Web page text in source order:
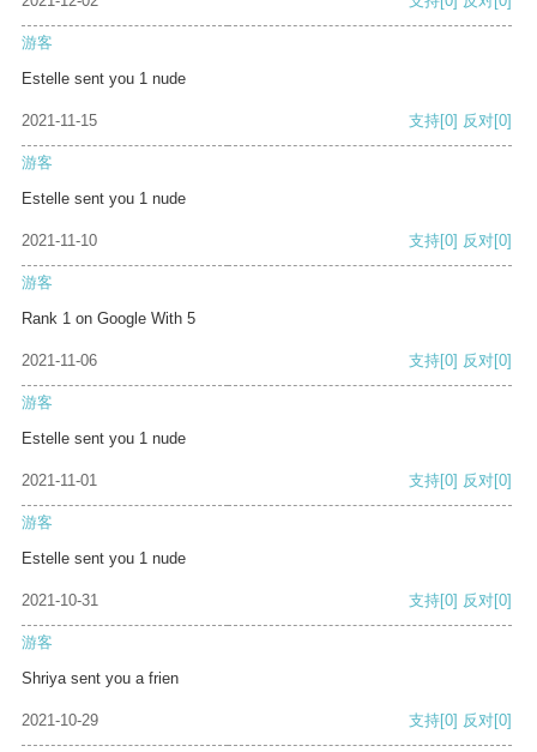
游客
Estelle sent you 1 nude
2021-11-15 支持[0] 反对[0]
游客
Estelle sent you 1 nude
2021-11-10 支持[0] 反对[0]
游客
Rank 1 on Google With 5
2021-11-06 支持[0] 反对[0]
游客
Estelle sent you 1 nude
2021-11-01 支持[0] 反对[0]
游客
Estelle sent you 1 nude
2021-10-31 支持[0] 反对[0]
游客
Shriya sent you a frien
2021-10-29 支持[0] 反对[0]